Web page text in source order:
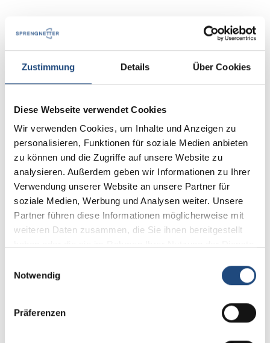
Zustimmung Details Über Cookies
Diese Webseite verwendet Cookies
Wir verwenden Cookies, um Inhalte und Anzeigen zu
personalisieren, Funktionen für soziale Medien anbieten
zu können und die Zugriffe auf unsere Website zu
analysieren. Außerdem geben wir Informationen zu Ihrer
Verwendung unserer Website an unsere Partner für
soziale Medien, Werbung und Analysen weiter. Unsere
Partner führen diese Informationen möglicherweise mit
weiteren Daten zusammen, die Sie ihnen bereitgestellt
Notwendig
Präferenzen
Ergänzungslieferungen 2026
Marktdaten und Praxishilfen
97,20 €*
Preise exkl. MwSt. zzgl. Versandkosten
Versandfertig in 1 Tag, Lieferzeit 3 Tage
Ergänzungslieferungauswählen
Produkt Anzahl: Gib den gewünschten